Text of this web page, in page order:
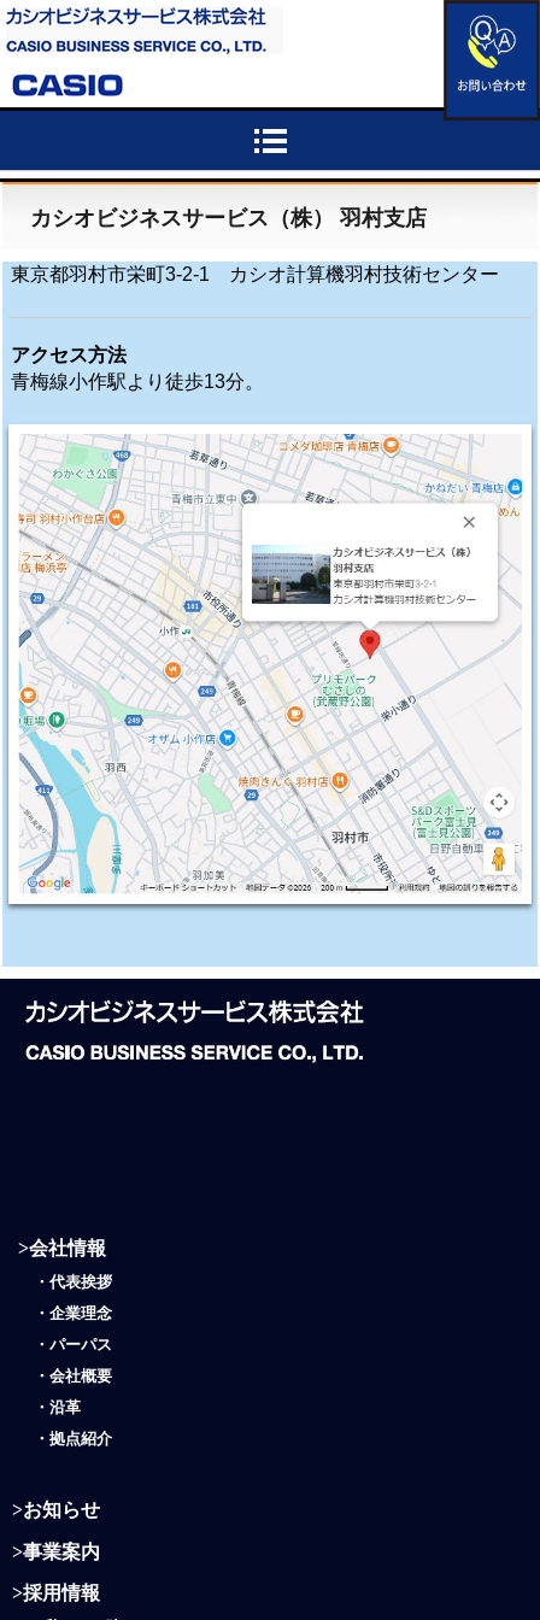
カシオビジネスサービス（株） 羽村支店
東京都羽村市栄町3-2-1 カシオ計算機羽村技術センター
アクセス方法
青梅線小作駅より徒歩13分。
>会社情報
・ 代表挨拶
・ 企業理念
・ パーパス
・ 会社概要
・ 沿革
・ 拠点紹介
>お知らせ
>事業案内
>採用情報